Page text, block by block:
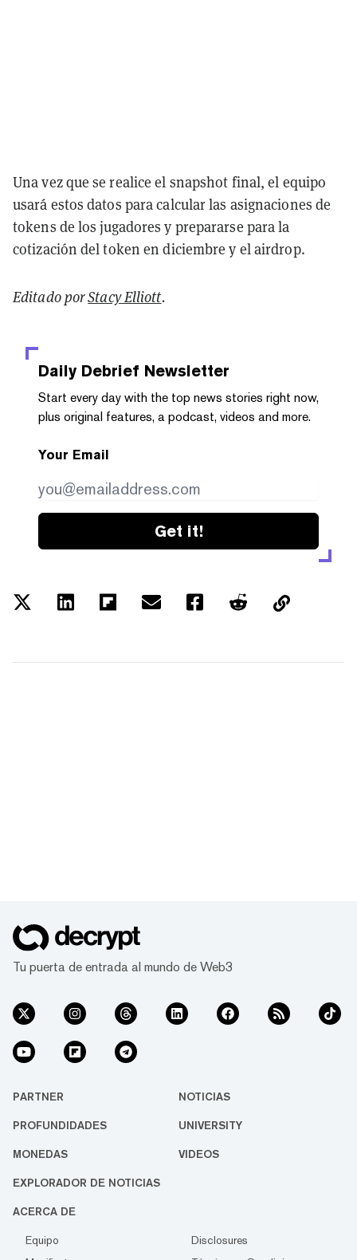
Una vez que se realice el snapshot final, el equipo
usará estos datos para calcular las asignaciones de
tokens de los jugadores y prepararse para la
cotización del token en diciembre y el airdrop.
Editado porStacy Elliott.
Daily Debrief Newsletter
Start every day with the top news stories right now,
plus original features, a podcast, videos and more.
Your Email
Get it!
Tu puerta de entrada al mundo de Web3
PARTNER NOTICIAS
PROFUNDIDADES UNIVERSITY
MONEDAS VIDEOS
EXPLORADOR DE NOTICIAS
ACERCA DE
Equipo
Disclosures